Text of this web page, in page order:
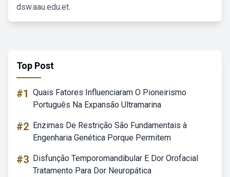
dsw.aau.edu.et.
Top Post
#1 Quais Fatores Influenciaram O Pioneirismo
Português Na Expansão Ultramarina
#2 Enzimas De Restrição São Fundamentais à
Engenharia Genética Porque Permitem
#3 Disfunção Temporomandibular E Dor Orofacial
Tratamento Para Dor Neuropática